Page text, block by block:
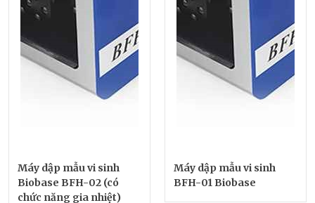
Máy dập mẫu vi sinh
Biobase BFH-02 (có
chức năng gia nhiệt)
Máy dập mẫu vi sinh
BFH-01 Biobase